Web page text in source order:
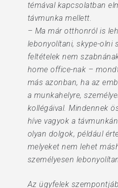
témával kapcsolatban
távmunka mellett.
– Ma már otthonról is
lebonyolítani, skype-olni
feltételek nem
home office-nak –
más azonban, ha az
a munkahelyre,
kollégáival. Mindennek
híve vagyok a
olyan dolgok, például
melyeket nem lehet
személyesen
Az ügyfelek